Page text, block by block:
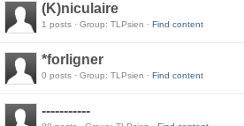
(K)niculaire
1 posts · Group: TLPsien · Find content
*forligner
0 posts · Group: TLPsien · Find content
-----------